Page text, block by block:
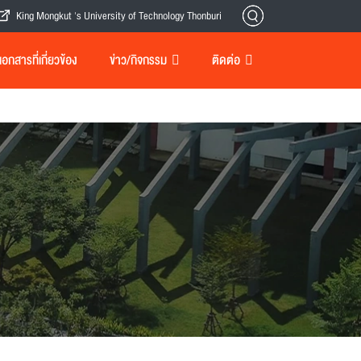
King Mongkut 's University of Technology Thonburi
กสารที่เกี่ยวข้อง ข่าว/กิจกรรม ติดต่อ